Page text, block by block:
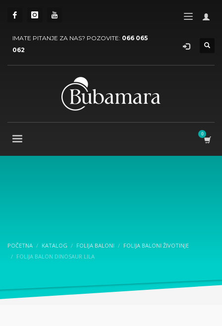
IMATE PITANJE ZA NAS? POZOVITE: 066 065
062
POČETNA KATALOG FOLIJA BALONI
FOLIJA BALONI ŽIVOTINJE
FOLIJA BALON DINOSAUR LILA